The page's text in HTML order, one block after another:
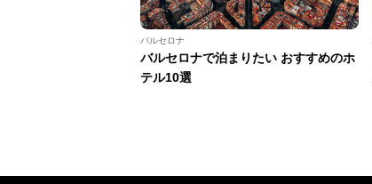
バルセロナ
バルセロナで泊まりたい おすすめのホ
テル10選